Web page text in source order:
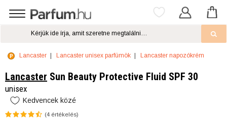
Lancaster Lancaster unisex parfümök Lancaster napozókrém
Lancaster Sun Beauty Protective Fluid SPF 30
unisex
Kedvencek közé
(4 értékelés)